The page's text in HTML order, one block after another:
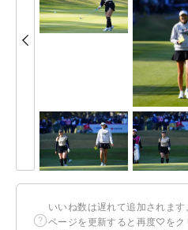
いいね数は遅れて追加されます
ページを更新すると再度♡をク